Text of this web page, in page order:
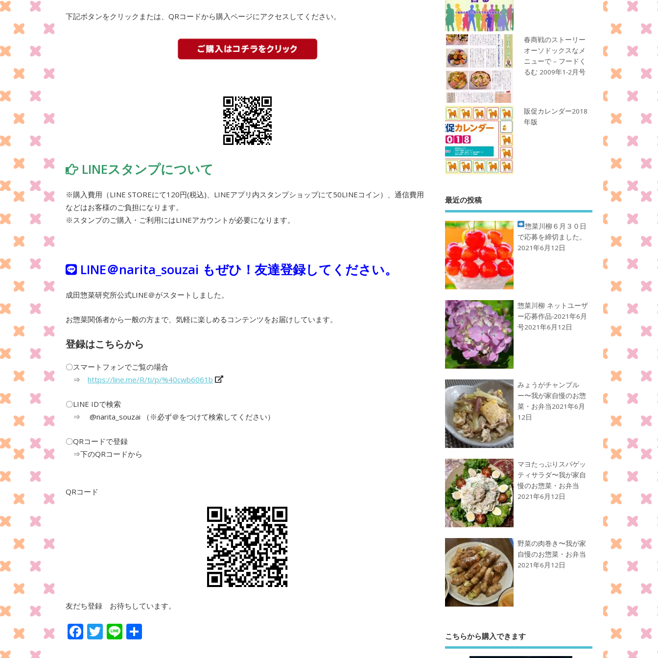
下記ボタンをクリックまたは、QRコードから購入ページにアクセスしてください。
LINEスタンプについて
※購入費用（LINE STOREにて120円(税込)、LINEアプリ内スタンプショップにて50LINEコイン）、通信費用
などはお客様のご負担になります。
※スタンプのご購入・ご利用にはLINEアカウントが必要になります。
LINE＠narita_souzai もぜひ！友達登録してください。
成田惣菜研究所公式LINE＠がスタートしました。
お惣菜関係者から一般の方まで、気軽に楽しめるコンテンツをお届けしています。
登録はこちらから
〇スマートフォンでご覧の場合
⇒https://line.me/R/ti/p/%40cwb6061b
〇LINE IDで検索
⇒ @narita_souzai （※必ず＠をつけて検索してください）
〇QRコードで登録
⇒下のQRコードから
QRコード
友だち登録 お待ちしています。
F T Li
春商戦のストーリー
オーソドックスなメ
ニューで – フードく
るむ 2009年1-2月号
販促カレンダー2018
年版
最近の投稿
惣菜川柳 ６月３０日
で応募を締切ました。
2021年6月12日
惣菜川柳 ネットユーザ
ー応募作品-2021年6月
号2021年6月12日
みょうがチャンプル
ー〜我が家自慢のお惣
菜・お弁当2021年6月
12日
マヨたっぷりスパゲッ
ティサラダ〜我が家自
慢のお惣菜・お弁当
2021年6月12日
野菜の肉巻き〜我が家
自慢のお惣菜・お弁当
2021年6月12日
こちらから購入できます